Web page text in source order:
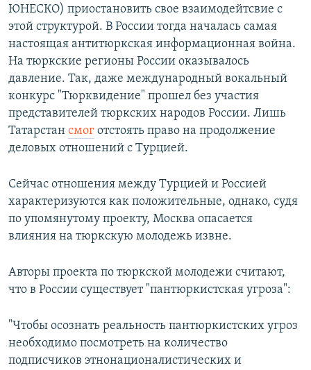
ЮНЕСКО) приостановить свое взаимодейтсвие с
этой структурой. В России тогда началась самая
настоящая антитюркская информационная война.
На тюркские регионы России оказывалось
давление. Так, даже международный вокальный
конкурс "Тюрквидение" прошел без участия
представителей тюркских народов России. Лишь
Татарстан смог отстоять право на продолжение
деловых отношений с Турцией.
Сейчас отношения между Турцией и Россией
характеризуются как положительные, однако, судя
по упомянутому проекту, Москва опасается
влияния на тюркскую молодежь извне.
Авторы проекта по тюркской молодежи считают,
что в России существует "пантюркистская угроза":
"Чтобы осознать реальность пантюркистских угроз
необходимо посмотреть на количество
подписчиков этнонационалистических и